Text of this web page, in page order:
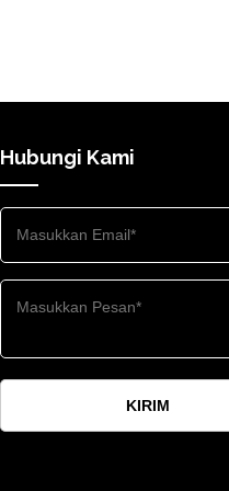
Hubungi Kami
KIRIM